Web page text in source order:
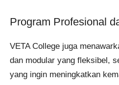
Program Profesional
VETA College juga
dan modular yang fleksibel,
yang ingin meningkatkan